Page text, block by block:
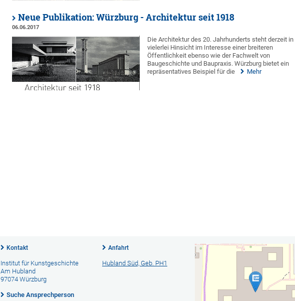
Neue Publikation: Würzburg - Architektur seit 1918
06.06.2017
Die Architektur des 20. Jahrhunderts steht derzeit in
vielerlei Hinsicht im Interesse einer breiteren
Öffentlichkeit ebenso wie der Fachwelt von
Baugeschichte und Baupraxis. Würzburg bietet ein
repräsentatives Beispiel für die
Mehr
Kontakt
Institut für Kunstgeschichte
Am Hubland
97074 Würzburg
Suche Ansprechperson
Anfahrt
Hubland Süd, Geb. PH1